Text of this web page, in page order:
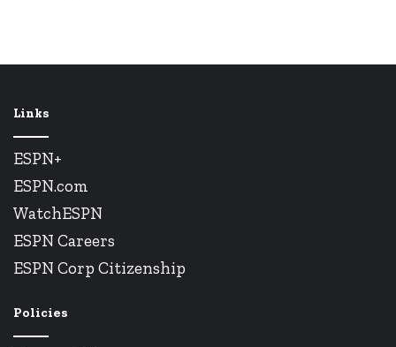
Links
ESPN+
ESPN.com
WatchESPN
ESPN Careers
ESPN Corp Citizenship
Policies